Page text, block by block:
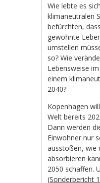
Wie lebte es
klimaneutralen
befürchten,
gewohnte
umstellen
so? Wie
Lebensweise
einem
2040?
Kopenhagen
Welt bereits
Dann werden
Einwohner nur
ausstoßen, wie
absorbieren
2050 schaffen.
(Sonderbericht